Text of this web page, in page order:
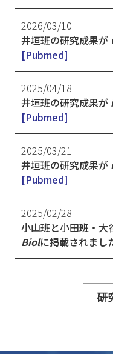
2026/03/10
井垣班の研究成果が
[Pubmed]
2025/04/18
井垣班の研究成果が
[Pubmed]
2025/03/21
井垣班の研究成果が
[Pubmed]
2025/02/28
小山班と小田班・大
Biolに掲載されまし